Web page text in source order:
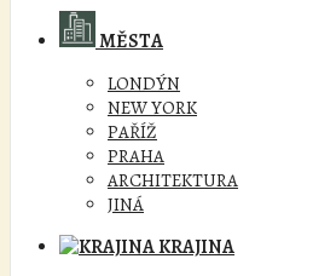
MĚSTA
LONDÝN
NEW YORK
PAŘÍŽ
PRAHA
ARCHITEKTURA
JINÁ
KRAJINA